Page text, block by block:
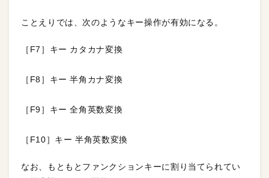
ことえりでは、次のようなキー操作が有効になる。
［F7］キー カタカナ変換
［F8］キー 半角カナ変換
［F9］キー 全角英数変換
［F10］キー 半角英数変換
なお、もともとファンクションキーに割り当てられてい